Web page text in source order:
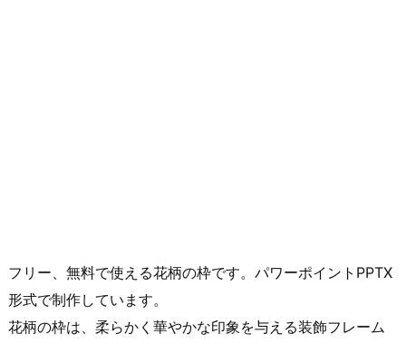
フリー、無料で使える花柄の枠です。パワーポイントPPTX
形式で制作しています。
花柄の枠は、柔らかく華やかな印象を与える装飾フレーム